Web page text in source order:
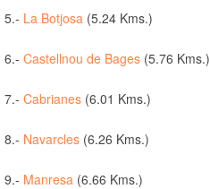
5.- La Botjosa (5.24 Kms.)
6.- Castellnou de Bages (5.76 Kms.)
7.- Cabrianes (6.01 Kms.)
8.- Navarcles (6.26 Kms.)
9.- Manresa (6.66 Kms.)